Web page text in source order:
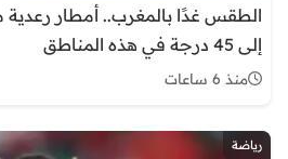
الطقس غدًا بالمغرب.. أمطار
إلى 45 درجة في هذه المناطق
منذ 6 ساعات
رياضة